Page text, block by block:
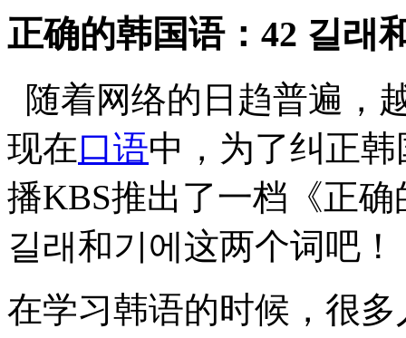
正确的韩国语：42 길래
随着网络的日趋普遍，
现在口语中，为了纠正
播KBS推出了一档《正
길래和기에这两个词吧！
在学习韩语的时候，很